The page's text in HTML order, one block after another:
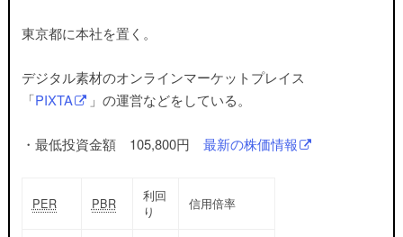
東京都に本社を置く。
デジタル素材のオンラインマーケットプレイス
「PIXTA 」の運営などをしている。
・最低投資金額 105,800円最新の株価情報
PER PBR
利回
り
信用倍率